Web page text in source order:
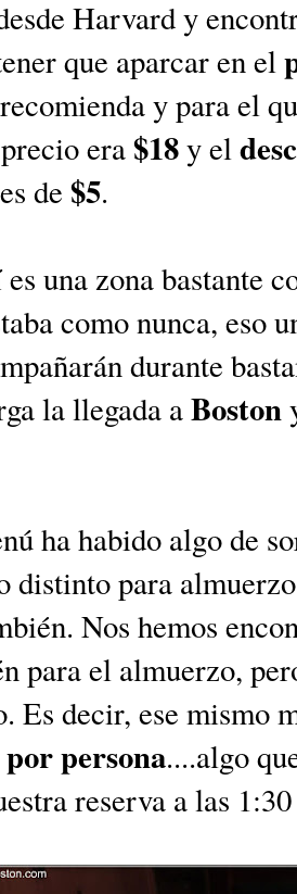
Harvard y
que aparcar en el
y para el
era$18y el
de $5.
una zona bastante
como nunca, eso
durante
la llegada aBoston
ha habido algo de
distinto para
Nos hemos
para el almuerzo,
Es decir, ese mismo
persona....algo
reserva a las